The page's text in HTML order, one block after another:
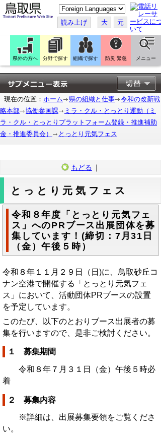
こ
の
ペ
ー
ジ
翻
訳
す
る
読み上げ 大 元
県外の方へ 分野で探す 組織で探す 防災 緊急 メニュー
現在の位置： ホーム 県の組織と仕事
令和の改新戦
略本部
協働参画課
ミラ・クル・とっとり運動（ミ
ラ・クル・とっとりプラットフォーム登録・推進補助
金・推進委員会）
とっとり元気フェス
もどる ｜
とっとり元気フェス
令和８年度「とっとり元気フェ
ス」へのPRブース出展団体を募
集しています！(締切：7月31日
（金）午後５時）
令和８年１１月２９日（日)に、鳥取砂丘コ
ナン空港で開催する「とっとり元気フェ
ス」において、活動団体PRブースの設置
を予定しています。
このたび、以下のとおりブース出展者の募
集を行いますので、是非ご検討ください。
１ 募集期間
令和８年７月３１日（金）午後５時必
着
２ 募集内容
※詳細は、出展募集要領をご覧くださ
い。